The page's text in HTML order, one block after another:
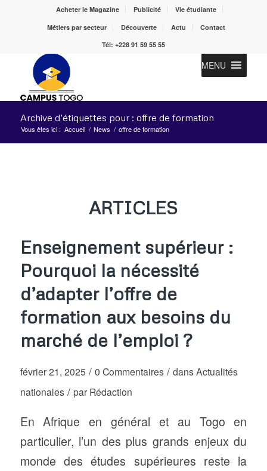
Acheter le Magazine Publicité
Vie étudiante
Métiers par secteur
Découverte Actu
Contact
Tél: +228 91 59 55 55
MENU
Archive d’étiquettes pour : offre de formation
Vous êtes ici : Accueil / News / offre de formation
ARTICLES
Enseignement supérieur :
Pourquoi la nécessité
d’adapter l’offre de
formation aux besoins du
marché de l’emploi ?
février 21, 2025 / 0 Commentaires / dansActualités
nationales / par Rédaction
En Afrique en général et au Togo en
particulier, l’un des plus grands enjeux du
monde des études supérieures reste la